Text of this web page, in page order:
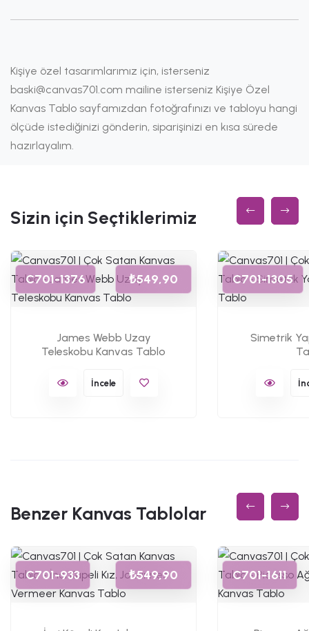
Kişiye özel tasarımlarımız için, isterseniz
baski@canvas701.com mailine isterseniz Kişiye Özel
Kanvas Tablo sayfamızdan fotoğrafınızı ve tabloyu hangi
ölçüde istediğinizi gönderin, siparişinizi en kısa sürede
hazırlayalım.
Sizin için Seçtiklerimiz
C701-1376 ₺549,90
James Webb Uzay
Teleskobu Kanvas Tablo
İncele
C701-1305
Simetrik
Benzer Kanvas Tablolar
C701-933 ₺549,90 C701-1611